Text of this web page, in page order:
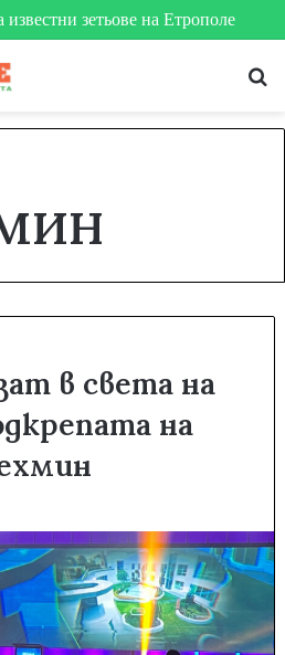
зетьове на Етрополе
в света на
на